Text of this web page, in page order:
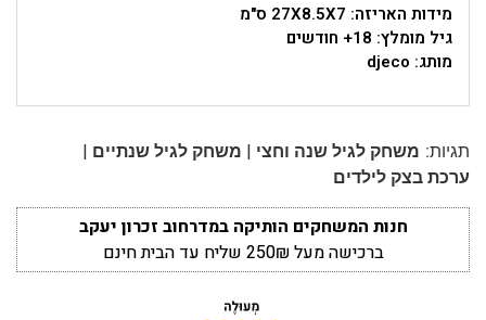
מידות האריזה: 27X8.5X7 ס"מ
גיל מומלץ: 18+ חודשים
מותג: djeco
תגיות: משחק לגיל שנה וחצי | משחק לגיל שנתיים |
ערכת בצק לילדים
חנות המשחקים הותיקה במדרחוב זכרון יעקב
ברכישה מעל 250₪ שליח עד הבית חינם